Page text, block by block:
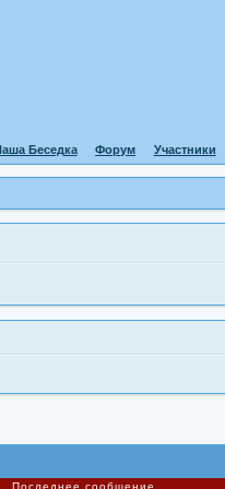
Беседка Форум Участники
Последнее сообщение